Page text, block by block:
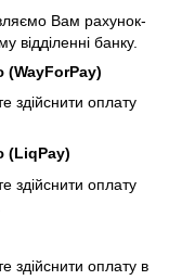
Вам рахунок-
відділенні банку.
(WayForPay)
здійснити оплату
(LiqPay)
здійснити оплату
здійснити оплату в